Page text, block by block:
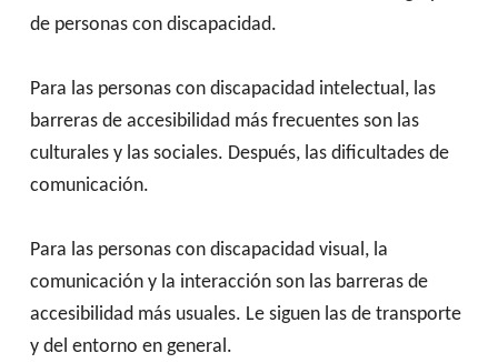
de personas con discapacidad.
Para las personas con discapacidad intelectual, las
barreras de accesibilidad más frecuentes son las
culturales y las sociales. Después, las dificultades de
comunicación.
Para las personas con discapacidad visual, la
comunicación y la interacción son las barreras de
accesibilidad más usuales. Le siguen las de transporte
y del entorno en general.